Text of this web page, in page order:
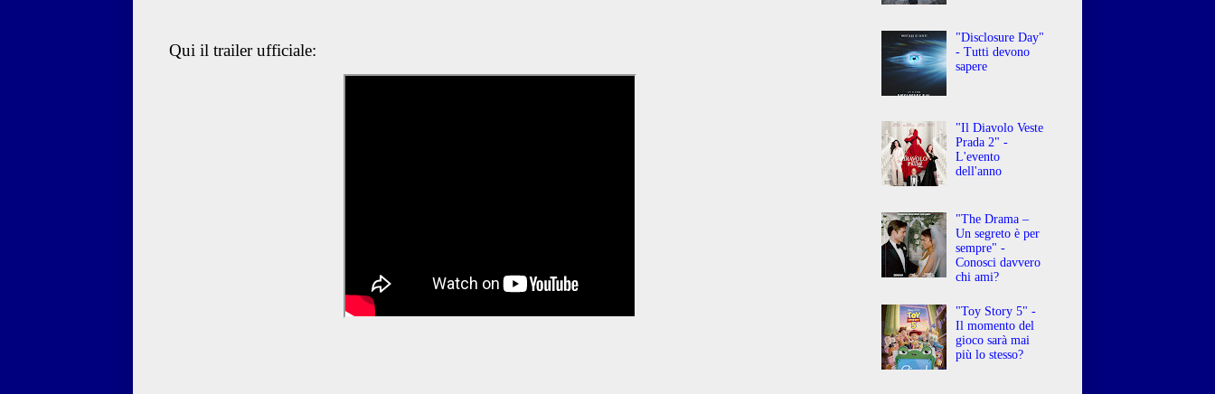
Qui il trailer ufficiale:
"Disclosure Day"
- Tutti devono
sapere
"Il Diavolo Veste
Prada 2" -
L'evento
dell'anno
"The Drama –
Un segreto è per
sempre" -
Conosci davvero
chi ami?
"Toy Story 5" -
Il momento del
gioco sarà mai
più lo stesso?